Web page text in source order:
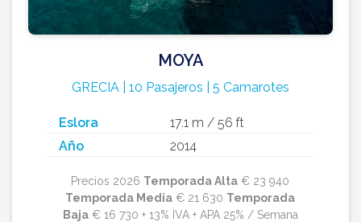
MOYA
GRECIA | 10 Pasajeros | 5 Camarotes
Eslora
17.1 m / 56 ft
Año
2014
Precios 2026 Temporada Alta € 23 940
Temporada Media € 21 630 Temporada
Baja€ 16 730 + 13% IVA + APA 25% / Semana